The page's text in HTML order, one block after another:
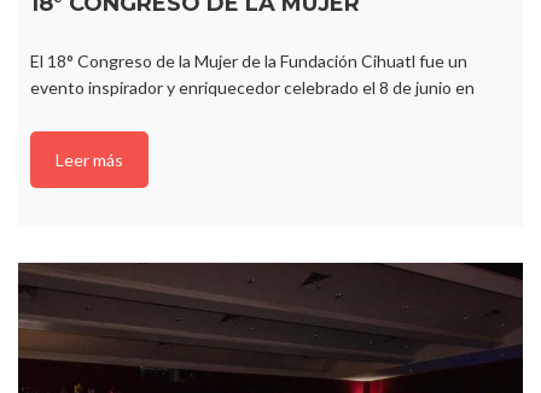
El 18° Congreso de la Mujer de la Fundación Cihuatl fue un
evento inspirador y enriquecedor celebrado el 8 de junio en
Leer más